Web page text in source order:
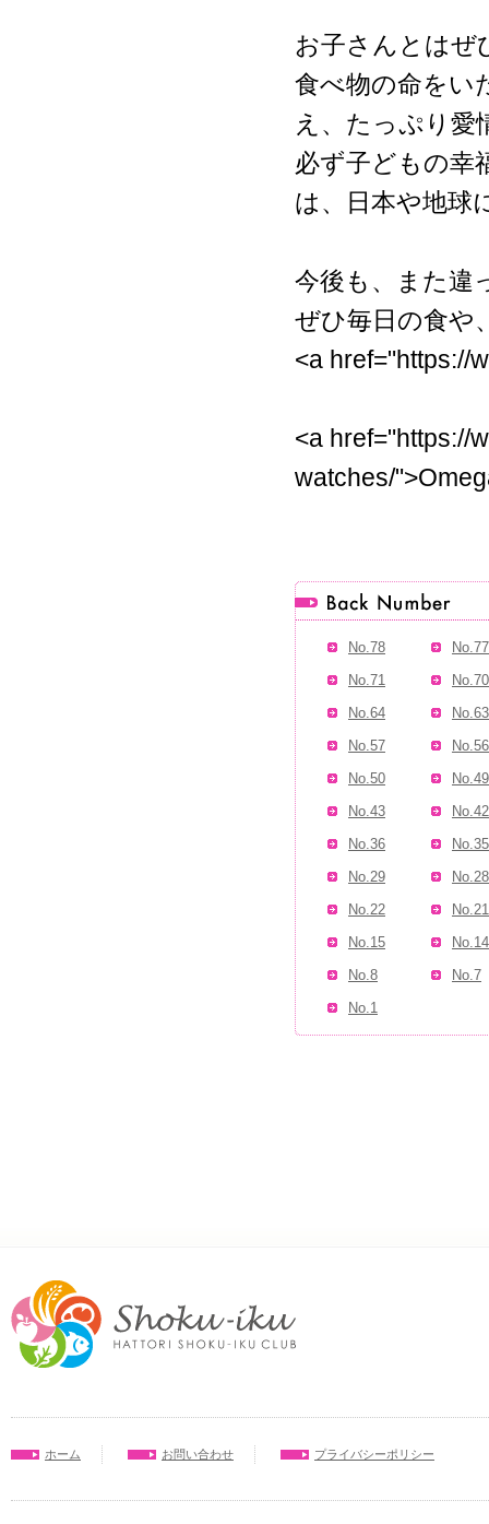
お子さんとはぜ
食べ物の命をい
え、たっぷり愛
必ず子どもの幸
は、日本や地球
今後も、また違
ぜひ毎日の食や
<a href="https://
<a href="https://
watches/
No.78
No.77
No.71
No.70
No.64
No.63
No.57
No.56
No.50
No.49
No.43
No.42
No.36
No.35
No.29
No.28
No.22
No.21
No.15
No.14
No.8
No.7
No.1
ホーム お問い合わせ プライバシーポリシー